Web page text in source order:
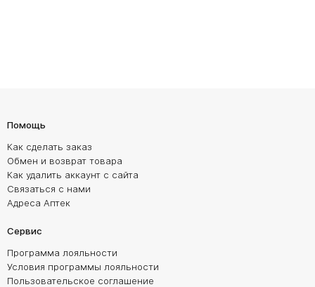
Помощь
Как сделать заказ
Обмен и возврат товара
Как удалить аккаунт с сайта
Связаться с нами
Адреса Аптек
Сервис
Программа лояльности
Условия программы лояльности
Пользовательское соглашение